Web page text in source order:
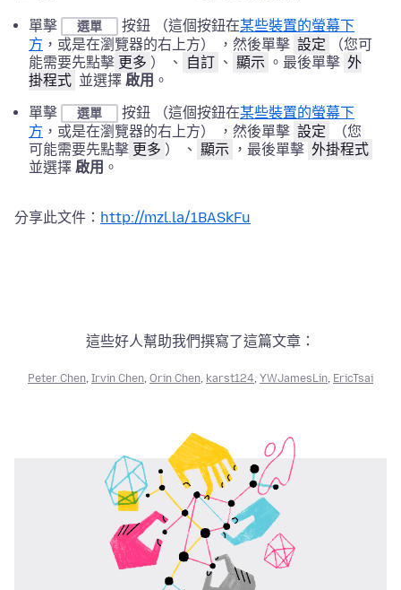
單擊 選單 按鈕 （這個按鈕在某些裝置的螢幕下
方 ，或是在瀏覽器的右上方） ，然後單擊 設定
（您可
能需要先點擊 更多 ） 、 自訂 、 顯示 。最後單擊 外
掛程式 並選擇 啟用 。
單擊
選單 按鈕 （這個按鈕在某些裝置的螢幕下
方 ，或是在瀏覽器的右上方） ，然後單擊 設定
（您
可能需要先點擊 更多 ） 、 顯示 ，最後單擊 外掛程式
並選擇 啟用 。
分享此文件： http://mzl.la/1BASkFu
這些好人幫助我們撰寫了這篇文章：
Peter Chen, Irvin Chen, Orin Chen, karst124, YWJamesLin, EricTsai